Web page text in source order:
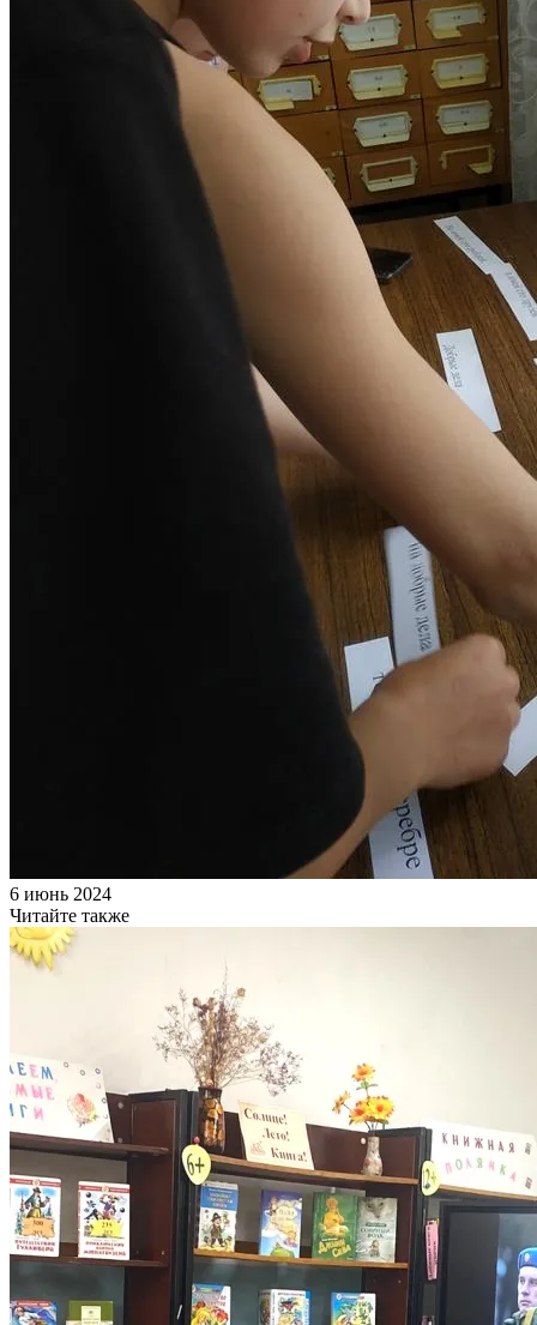
6 июнь 2024
Читайте также